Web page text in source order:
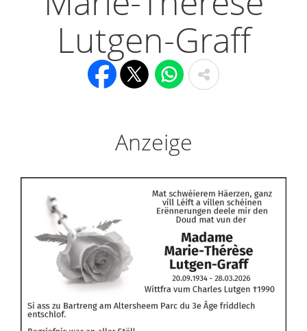
Lutgen-Graff
Anzeige